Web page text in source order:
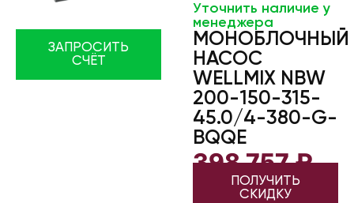
ЗАПРОСИТЬ
СЧЁТ
Уточнить наличие у
менеджера
МОНОБЛОЧНЫЙ
НАСОС
WELLMIX NBW
200-150-315-
45.0/4-380-G-
BQQE
398 757₽
ПОЛУЧИТЬ
СКИДКУ